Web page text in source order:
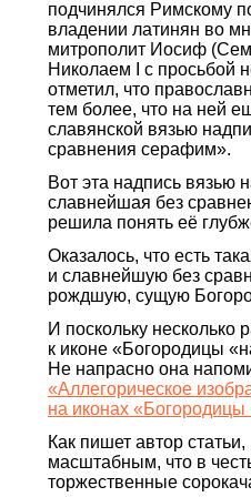
подчинялся Римскому
владении латинян во
митрополит Иосиф
Николаем I с просьбой
отметил, что
тем более, что на ней
славянской вязью
сравнения серафим».
Вот эта надпись вязью
славнейшая без
решила понять её
Оказалось, что есть
и славнейшую без
рождшую, сущую
И поскольку несколько
к иконе «Богородицы
Не напрасно она
«Аллегорическое
на иконах
Как пишет автор
масштабным, что в
торжественные